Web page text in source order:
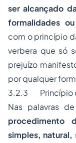
ser alcançado
formalidades
com o princípio
verbera que só
prejuízo
por qualquer
3.2.3 Princípio
Nas palavras
procedimento
simples,